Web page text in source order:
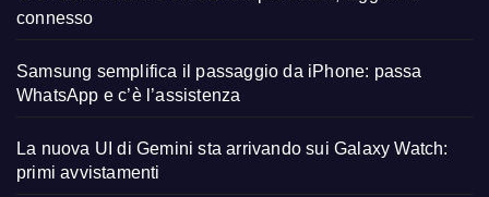
connesso
Samsung semplifica il passaggio da iPhone: passa
WhatsApp e c’è l’assistenza
La nuova UI di Gemini sta arrivando sui Galaxy Watch:
primi avvistamenti